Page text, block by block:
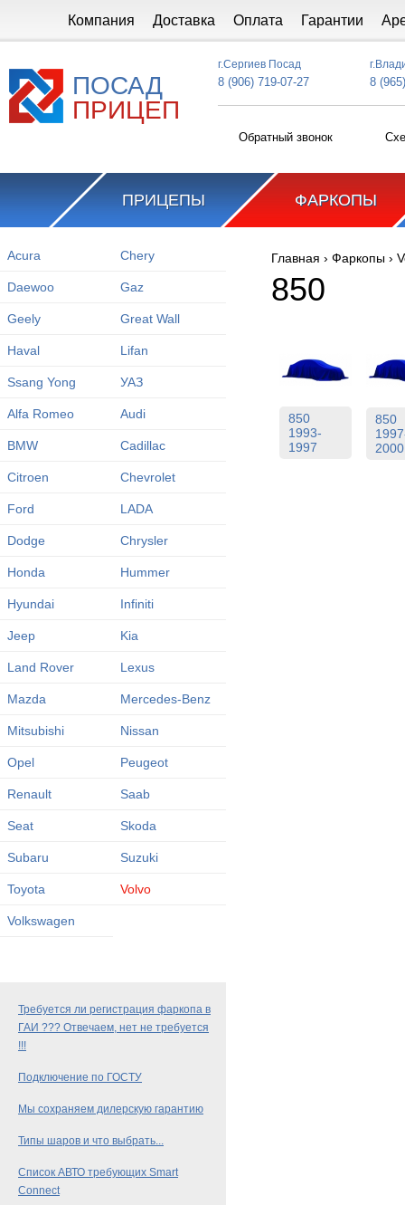
Компания Доставка Оплата Гарантии
ПОСАД
ПРИЦЕП
г.Сергиев Посад
8 (906) 719-07-27 8
Обратный звонок
ПРИЦЕПЫ ФАРКОПЫ
Acura Chery
Daewoo Gaz
Geely Great Wall
Haval Lifan
Ssang Yong УАЗ
Alfa Romeo Audi
BMW Cadillac
Citroen Chevrolet
Ford LADA
Dodge Chrysler
Honda Hummer
Hyundai Infiniti
Jeep Kia
Land Rover Lexus
Mazda Mercedes-Benz
Mitsubishi Nissan
Opel Peugeot
Renault Saab
Seat Skoda
Subaru Suzuki
Toyota Volvo
Volkswagen
Требуется ли регистрация фаркопа в
ГАИ ??? Отвечаем, нет не требуется
!!!
Подключение по ГОСТУ
Мы сохраняем дилерскую гарантию
Типы шаров и что выбрать...
Список АВТО требующих Smart
Connect
Вы здесь
Главная › Фаркопы ›
850
850
1993-
1997
850
2000